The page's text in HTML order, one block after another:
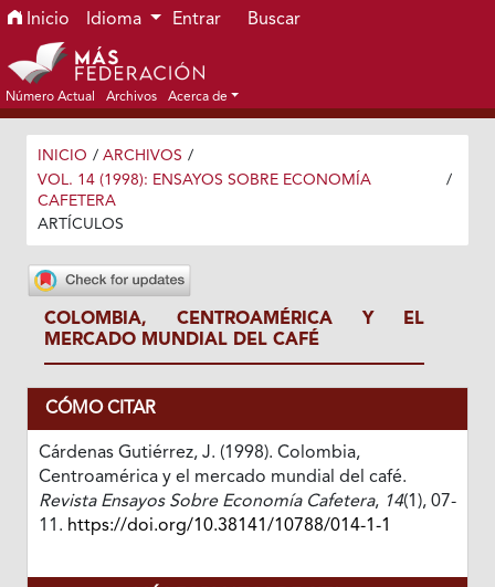
Ir al menú de navegación principal
Ir al contenido principal
Ir al pie de página del sitio
Inicio Idioma Entrar Buscar
Número Actual Archivos Acerca de
INICIO / ARCHIVOS /
VOL. 14 (1998): ENSAYOS SOBRE ECONOMÍA
CAFETERA
/
ARTÍCULOS
COLOMBIA, CENTROAMÉRICA Y EL
MERCADO MUNDIAL DEL CAFÉ
CÓMO CITAR
Cárdenas Gutiérrez, J. (1998). Colombia,
Centroamérica y el mercado mundial del café.
Revista Ensayos Sobre Economía Cafetera, 14(1), 07-
11. https://doi.org/10.38141/10788/014-1-1